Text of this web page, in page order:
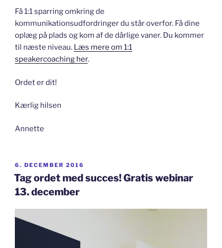
Få 1:1 sparring omkring de
kommunikationsudfordringer du står overfor. Få dine
oplæg på plads og kom af de dårlige vaner. Du kommer
til næste niveau. Læs mere om 1:1
speakercoaching her.
Ordet er dit!
Kærlig hilsen
Annette
UDGIVET
DEN
6. DECEMBER 2016
Tag ordet med succes! Gratis webinar
13. december